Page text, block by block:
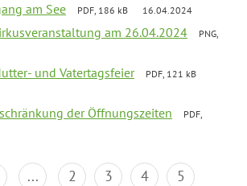
am See PDF, 186 kB 16.04.2024
am 26.04.2024
PNG,
und Vatertagsfeier
PDF, 121 kB
der Öffnungszeiten
PDF,
... 2 3 4
5